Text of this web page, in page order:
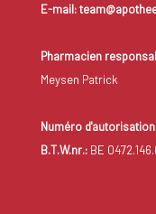
E-mail:
Pharmacien
Meysen Patrick
Numéro
B.T.W.nr.:BE